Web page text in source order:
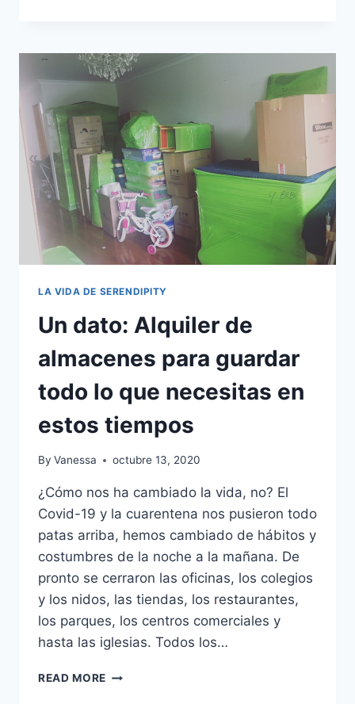
LA VIDA DE SERENDIPITY
Un dato: Alquiler de
almacenes para guardar
todo lo que necesitas en
estos tiempos
By Vanessa octubre 13, 2020
¿Cómo nos ha cambiado la vida, no? El
Covid-19 y la cuarentena nos pusieron todo
patas arriba, hemos cambiado de hábitos y
costumbres de la noche a la mañana. De
pronto se cerraron las oficinas, los colegios
y los nidos, las tiendas, los restaurantes,
los parques, los centros comerciales y
hasta las iglesias. Todos los…
READ MORE UN